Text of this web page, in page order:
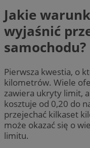
Jakie
wyjaśnić
samochodu?
Pierwsza kwestia, o
kilometrów. Wiele
zawiera ukryty limit,
kosztuje od 0,20 do
przejechać kilkaset
może okazać się o
limitu.